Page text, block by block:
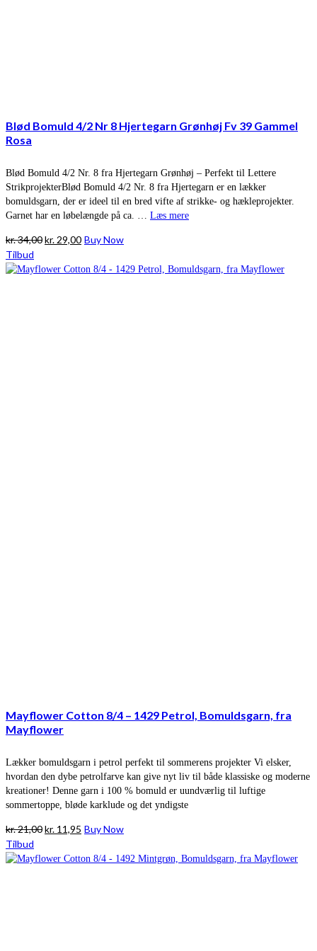
Blød Bomuld 4/2 Nr 8 Hjertegarn Grønhøj Fv 39 Gammel
Rosa
Blød Bomuld 4/2 Nr. 8 fra Hjertegarn Grønhøj – Perfekt til Lettere
StrikprojekterBlød Bomuld 4/2 Nr. 8 fra Hjertegarn er en lækker
bomuldsgarn, der er ideel til en bred vifte af strikke- og hækleprojekter.
Garnet har en løbelængde på ca. … Læs mere
kr.34,00Den
pris
kr. 29,00Den
pris
Buy Now
Tilbud
Mayflower Cotton 8/4 – 1429 Petrol, Bomuldsgarn, fra
Mayflower
Lækker bomuldsgarn i petrol perfekt til sommerens projekter Vi elsker,
hvordan den dybe petrolfarve kan give nyt liv til både klassiske og moderne
kreationer! Denne garn i 100 % bomuld er uundværlig til luftige
sommertoppe, bløde karklude og det yndigste
kr.21,00Den
pris
kr. 11,95 Den
pris
Buy Now
Tilbud